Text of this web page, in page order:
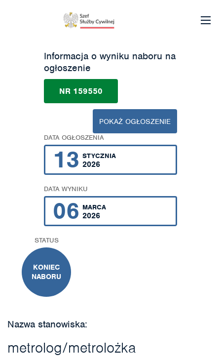
Informacja o wyniku naboru na
ogłoszenie
NR 159550
POKAŻ OGŁOSZENIE
DATA OGŁOSZENIA
13 STYCZNIA
2026
DATA WYNIKU
06 MARCA
2026
STATUS
KONIEC
NABORU
Nazwa stanowiska:
metrolog/metrolożka